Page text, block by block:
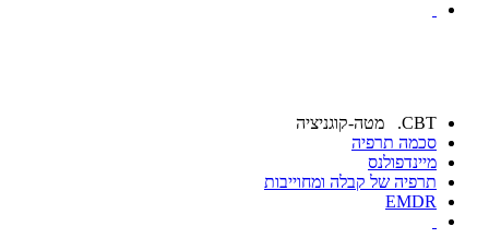
CBT. מטה-קוגניציה
סכמה תרפיה
מיינדפולנס
תרפיה של קבלה ומחוייבות
EMDR